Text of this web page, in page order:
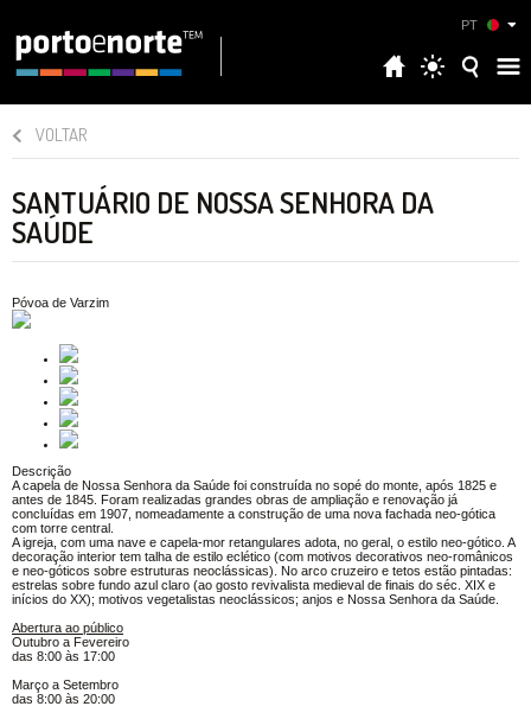
PT
VOLTAR
SANTUÁRIO DE NOSSA SENHORA DA
SAÚDE
Póvoa de Varzim
Descrição
A capela de Nossa Senhora da Saúde foi construída no sopé do monte, após 1825 e
antes de 1845. Foram realizadas grandes obras de ampliação e renovação já
concluídas em 1907, nomeadamente a construção de uma nova fachada neo-gótica
com torre central.
A igreja, com uma nave e capela-mor retangulares adota, no geral, o estilo neo-gótico. A
decoração interior tem talha de estilo eclético (com motivos decorativos neo-românicos
e neo-góticos sobre estruturas neoclássicas). No arco cruzeiro e tetos estão pintadas:
estrelas sobre fundo azul claro (ao gosto revivalista medieval de finais do séc. XIX e
inícios do XX); motivos vegetalistas neoclássicos; anjos e Nossa Senhora da Saúde.
Abertura ao público
Outubro a Fevereiro
das 8:00 às 17:00
Março a Setembro
das 8:00 às 20:00